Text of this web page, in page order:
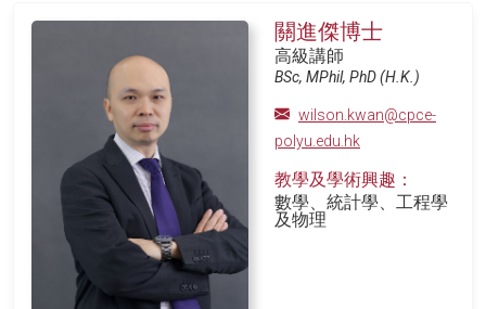
關進傑博士
高級講師
BSc, MPhil, PhD (H.K.)
wilson.kwan@cpce-
polyu.edu.hk
教學及學術興趣：
數學、統計學、工程學
及物理